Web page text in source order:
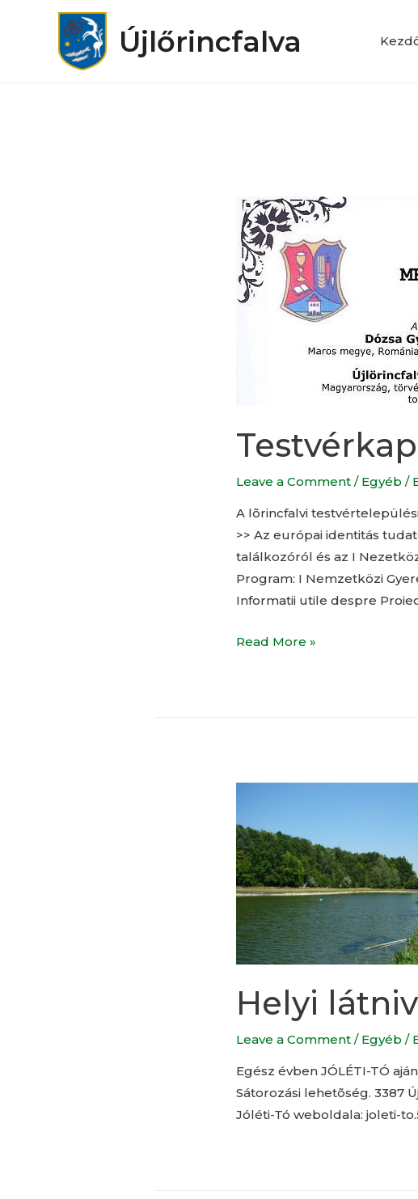
Újlőrincfalva
Leave a Comment / Egyéb /
A lõrincfalvi
>> Az európai identitás
találkozóról és az I
Program: I Nemzetközi
Informatii utile despre
Read More »
Helyi
Leave a Comment / Egyéb /
Egész évben JÓLÉTI-TÓ
Sátorozási lehetõség. 3387
Jóléti-Tó weboldala: joleti-